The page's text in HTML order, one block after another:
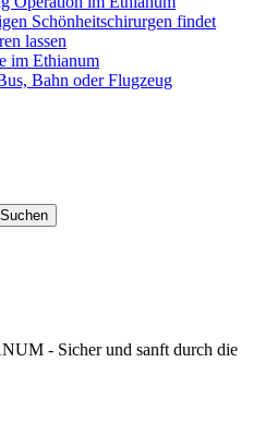
Schönheitschirurgen findet
lassen
im Ethianum
Bahn oder Flugzeug
Suchen